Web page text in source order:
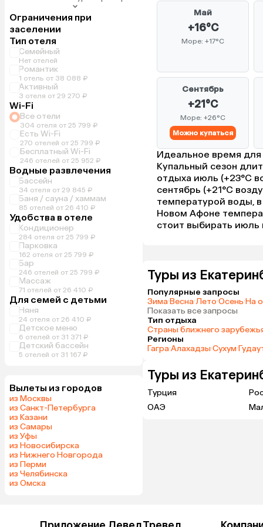
Ограничения при
заселении
Тип отеля
Семейный
Нет отелей
Романтик
1 отель от 38 088 ₽
Активный
3 отеля от 29 270 ₽
Wi-Fi
Все отели
304 отеля от 25 799 ₽
Есть Wi-Fi
270 отелей от 25 799 ₽
Бесплатный Wi-Fi
246 отелей от 25 952 ₽
Водные развлечения
Бассейн
34 отеля от 29 845 ₽
Баня / сауна / хаммам
85 отелей от 26 410 ₽
Удобства в отеле
Кондиционер
284 отеля от 25 799 ₽
Парковка
162 отеля от 25 799 ₽
Бар
246 отелей от 25 799 ₽
Массаж
71 отелей от 26 410 ₽
Для семей с детьми
Няня
24 отеля от 26 410 ₽
Детское меню
6 отелей от 31 371 ₽
Детский бассейн
5 отелей от 31 167 ₽
Вылеты из городов
из Москвы
из Санкт-Петербурга
из Казани
из Самары
из Уфы
из Новосибирска
из Нижнего Новгорода
из Перми
из Челябинска
из Омска
Май
+16°C
Море: +17°C
Сентябрь
+21°C
Море: +26°C
Можно купаться
Идеальное время для
Купальный сезон
отдыха июль (+23°C
сентябрь (+21°C
температурой воды,
Новом Афоне
стоит выбирать июль
Туры из
Популярные запросы
Зима·Весна·Лето·Осень·На
Показать все запросы
Тип отдыха
Страны ближнего
Регионы
Гагра·Алахадзы·Сухум·
Туры из
Турция
ОАЭ